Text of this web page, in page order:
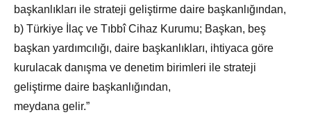
başkanlıkları ile strateji geliştirme daire başkanlığından,
b) Türkiye İlaç ve Tıbbî Cihaz Kurumu; Başkan, beş
başkan yardımcılığı, daire başkanlıkları, ihtiyaca göre
kurulacak danışma ve denetim birimleri ile strateji
geliştirme daire başkanlığından,
meydana gelir.”